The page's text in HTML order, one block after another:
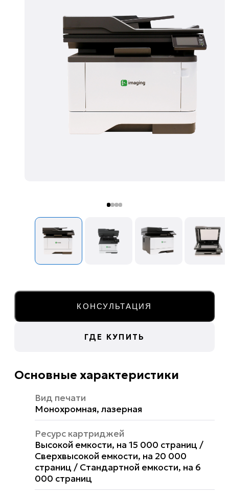
КОНСУЛЬТАЦИЯ
ГДЕ КУПИТЬ
Основные характеристики
Вид печати
Монохромная, лазерная
Ресурс картриджей
Высокой емкости, на 15 000 страниц /
Сверхвысокой емкости, на 20 000
страниц / Стандартной емкости, на 6
000 страниц